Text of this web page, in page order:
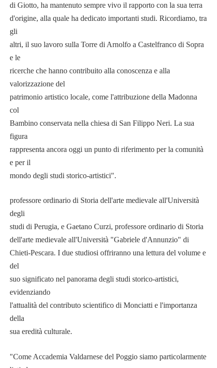
di Giotto, ha mantenuto sempre vivo il rapporto con la sua terra
d'origine, alla quale ha dedicato importanti studi. Ricordiamo, tra
gli
altri, il suo lavoro sulla Torre di Arnolfo a Castelfranco di Sopra
e le
ricerche che hanno contribuito alla conoscenza e alla
valorizzazione del
patrimonio artistico locale, come l'attribuzione della Madonna
col
Bambino conservata nella chiesa di San Filippo Neri. La sua
figura
rappresenta ancora oggi un punto di riferimento per la comunità
e per il
mondo degli studi storico-artistici".
professore ordinario di Storia dell'arte medievale all'Università
degli
studi di Perugia, e Gaetano Curzi, professore ordinario di Storia
dell'arte medievale all'Università "Gabriele d'Annunzio" di
Chieti-Pescara. I due studiosi offriranno una lettura del volume e
del
suo significato nel panorama degli studi storico-artistici,
evidenziando
l'attualità del contributo scientifico di Monciatti e l'importanza
della
sua eredità culturale.
"Come Accademia Valdarnese del Poggio siamo particolarmente